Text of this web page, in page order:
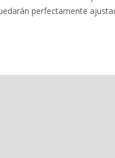
perfectamente